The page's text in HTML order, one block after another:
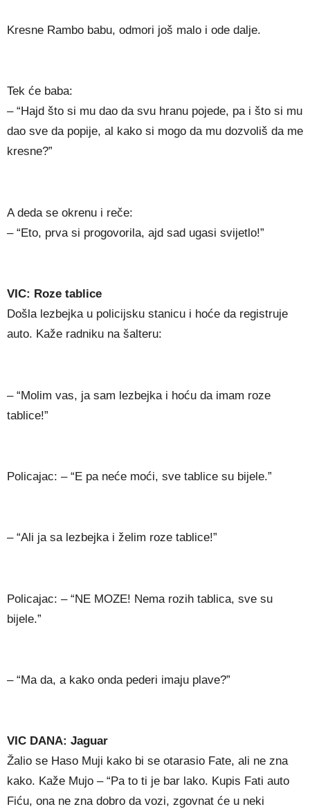
Kresne Rambo babu, odmori još malo i ode dalje.
Tek će baba:
– “Hajd što si mu dao da svu hranu pojede, pa i što si mu
dao sve da popije, al kako si mogo da mu dozvoliš da me
kresne?”
A deda se okrenu i reče:
– “Eto, prva si progovorila, ajd sad ugasi svijetlo!”
VIC: Roze tablice
Došla lezbejka u policijsku stanicu i hoće da registruje
auto. Kaže radniku na šalteru:
– “Molim vas, ja sam lezbejka i hoću da imam roze
tablice!”
Policajac: – “E pa neće moći, sve tablice su bijele.”
– “Ali ja sa lezbejka i želim roze tablice!”
Policajac: – “NE MOZE! Nema rozih tablica, sve su
bijele.”
– “Ma da, a kako onda pederi imaju plave?”
VIC DANA: Jaguar
Žalio se Haso Muji kako bi se otarasio Fate, ali ne zna
kako. Kaže Mujo – “Pa to ti je bar lako. Kupis Fati auto
Fiću, ona ne zna dobro da vozi, zgovnat će u neki